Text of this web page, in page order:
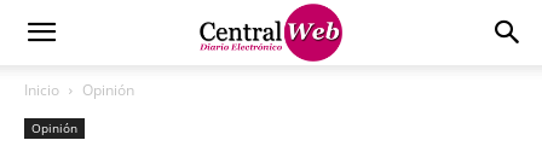
Inicio Opinión
Opinión